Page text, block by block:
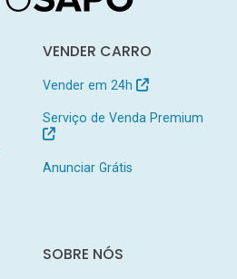
VENDER CARRO
Vender em 24h
Serviço de Venda Premium
Anunciar Grátis
SOBRE NÓS